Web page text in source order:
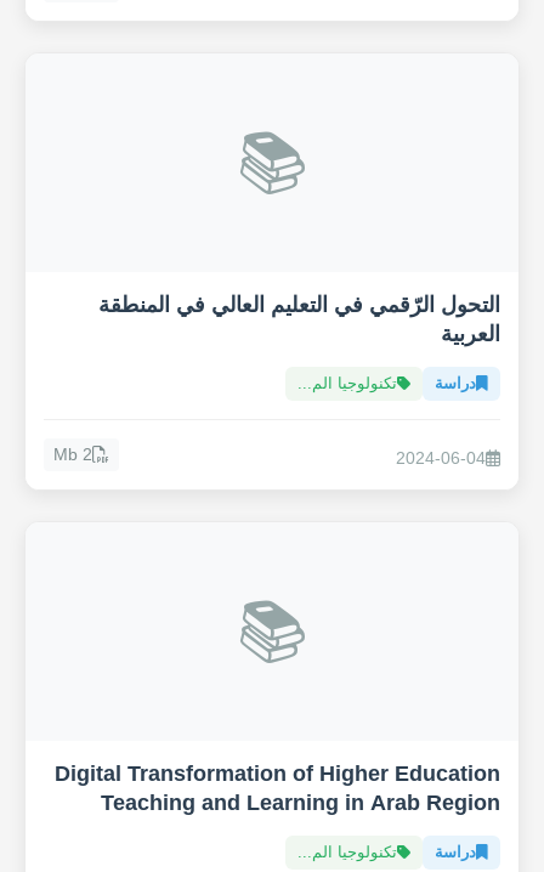
📚
التحول الرّقمي في التعليم العالي في المنطقة
العربية
دراسة تكنولوجيا الم...
2024-06-04
2 Mb
📚
Digital Transformation of Higher Education
Teaching and Learning in Arab Region
دراسة تكنولوجيا الم...